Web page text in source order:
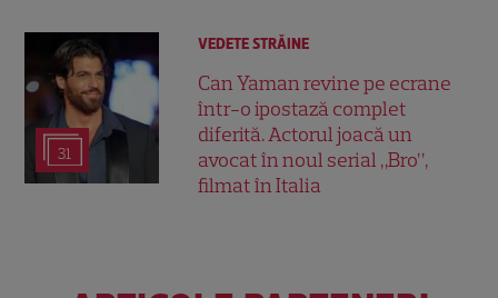
31
VEDETE STRĂINE
Can Yaman revine pe ecrane
într-o ipostază complet
diferită. Actorul joacă un
avocat în noul serial „Bro”,
filmat în Italia